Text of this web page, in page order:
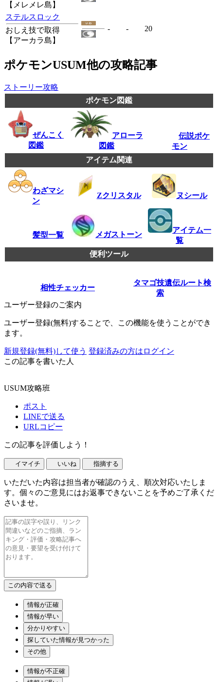
【メレメレ島】
ステルスロック
おしえ技で取得
【アーカラ島】
- - 20
ポケモンUSUM他の攻略記事
ストーリー攻略
ポケモン図鑑
ぜんこく
図鑑
アローラ
図鑑
伝説ポケ
モン
アイテム関連
わざマシ
ン
Zクリスタル ヌシール
髪型一覧 メガストーン
アイテム一
覧
便利ツール
相性チェッカー
タマゴ技遺伝ルート検
索
ユーザー登録のご案内
ユーザー登録(無料)することで、この機能を使うことができ
ます。
新規登録(無料)して使う 登録済みの方はログイン
この記事を書いた人
USUM攻略班
ポスト
LINEで送る
URLコピー
この記事を評価しよう！
イマイチ いいね 指摘する
いただいた内容は担当者が確認のうえ、順次対応いたしま
す。個々のご意見にはお返事できないことを予めご了承くだ
さいませ。
情報が正確
情報が早い
分かりやすい
探していた情報が見つかった
その他
情報が不正確